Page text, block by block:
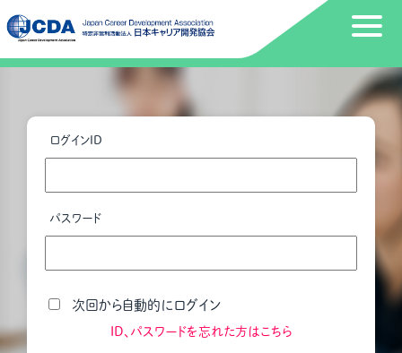
ログインID
パスワード
次回から自動的にログイン
ID、パスワードを忘れた方はこちら